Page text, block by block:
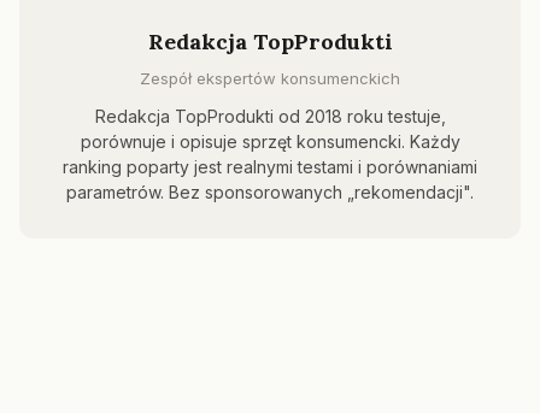
Redakcja TopProdukti
Zespół ekspertów konsumenckich
Redakcja TopProdukti od 2018 roku testuje,
porównuje i opisuje sprzęt konsumencki. Każdy
ranking poparty jest realnymi testami i porównaniami
parametrów. Bez sponsorowanych „rekomendacji".